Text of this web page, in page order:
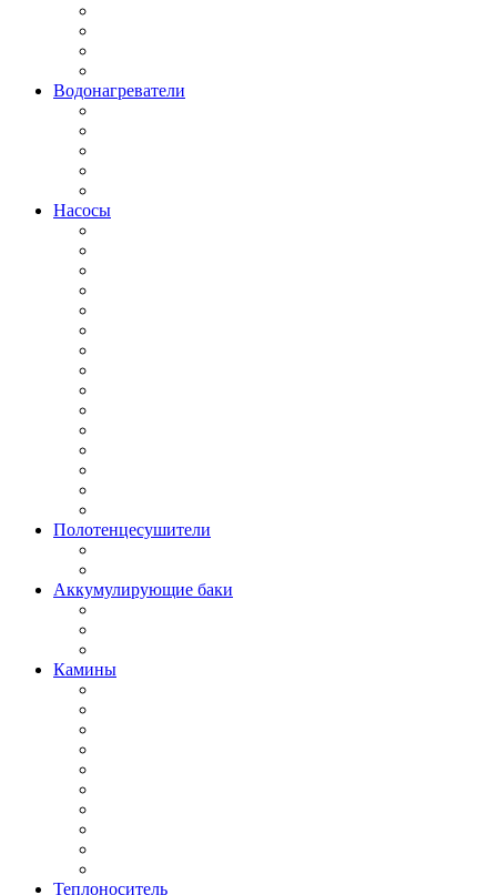
Водонагреватели
Насосы
Полотенцесушители
Аккумулирующие баки
Камины
Теплоноситель